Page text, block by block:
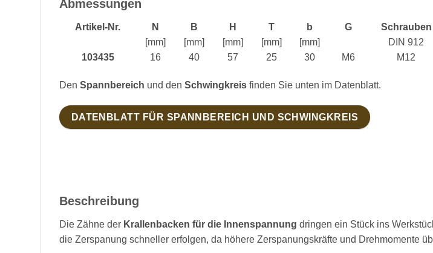
Abmessungen
Artikel-Nr.
103435
N
[mm]
16
B
[mm]
40
H
[mm]
57
T
[mm]
25
b
[mm]
30
G
M6
Schrauben
DIN 912
M12
Den Spannbereich und den Schwingkreis finden Sie unten im Datenblatt.
DATENBLATT FÜR SPANNBEREICH UND SCHWINGKREIS
Beschreibung
Die Zähne der Krallenbacken für die Innenspannung dringen ein Stück ins
die Zerspanung schneller erfolgen, da höhere Zerspanungskräfte und Drehmomente